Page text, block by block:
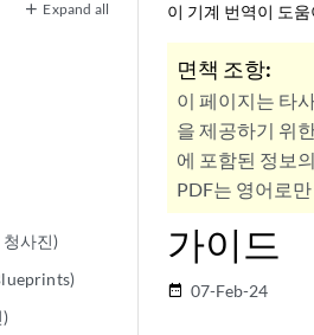
Expand all
사진)
이 기계 번역이 도
면책 조항:
이 페이지는 타
을 제공하기 위
에 포함된 정보
PDF는 영어로
가이드
date_range 07-Feb-24